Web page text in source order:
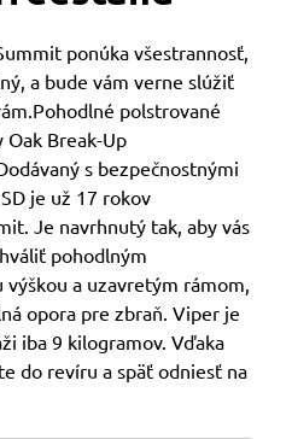
ponúka všestrannosť,
a bude vám verne slúžiť
polstrované
Break-Up
s bezpečnostnými
je už 17 rokov
Je navrhnutý tak, aby vás
pohodlným
a uzavretým rámom,
opora pre zbraň. Viper je
iba 9 kilogramov. Vďaka
do revíru a späť odniesť na